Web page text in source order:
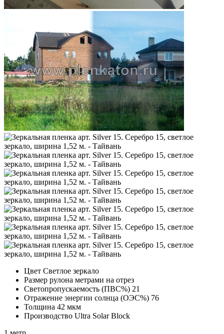
Цвет Светлое зеркало
Размер рулона метрами на отрез
Светопропускаемость (ПВС%) 21
Отражение энергии солнца (ОЭС%) 76
Толщина 42 мкм
Производство Ultra Solar Block